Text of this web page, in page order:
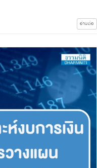
อ่านต่อ